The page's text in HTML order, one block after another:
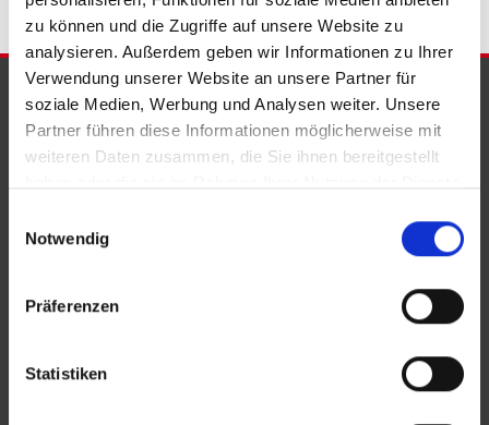
zu können und die Zugriffe auf unsere Website zu
analysieren. Außerdem geben wir Informationen zu Ihrer
Verwendung unserer Website an unsere Partner für
soziale Medien, Werbung und Analysen weiter. Unsere
Partner führen diese Informationen möglicherweise mit
weiteren Daten zusammen, die Sie ihnen bereitgestellt
Notwendig
Präferenzen
Statistiken
PARTNER & AUSZEICHNUNGEN